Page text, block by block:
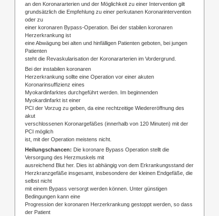
an den Koronararterien und der Möglichkeit zu einer Intervention gilt
grundsätzlich die Empfehlung zu einer perkutanen Koronarintervention
oder zu
einer koronaren Bypass-Operation. Bei der stabilen koronaren
Herzerkrankung ist
eine Abwägung bei alten und hinfälligen Patienten geboten, bei jungen
Patienten
steht die Revaskularisation der Koronararterien im Vordergrund.
Bei der instabilen koronaren
Herzerkrankung sollte eine Operation vor einer akuten
Koronarinsuffizienz eines
Myokardinfarktes durchgeführt werden. Im beginnenden
Myokardinfarkt ist einer
PCI der Vorzug zu geben, da eine rechtzeitige Wiedereröffnung des
akut
verschlossenen Koronargefäßes (innerhalb von 120 Minuten) mit der
PCI möglich
ist, mit der Operation meistens nicht.
Heilungschancen: Die koronare Bypass Operation stellt die
Versorgung des Herzmuskels mit
ausreichend Blut her. Dies ist abhängig von dem Erkrankungsstand der
Herzkranzgefäße insgesamt, insbesondere der kleinen Endgefäße, die
selbst nicht
mit einem Bypass versorgt werden können. Unter günstigen
Bedingungen kann eine
Progression der koronaren Herzerkrankung gestoppt werden, so dass
der Patient